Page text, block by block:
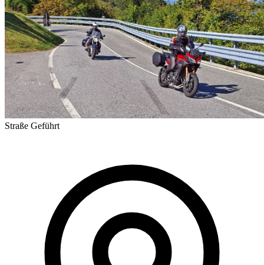
Straße Geführt